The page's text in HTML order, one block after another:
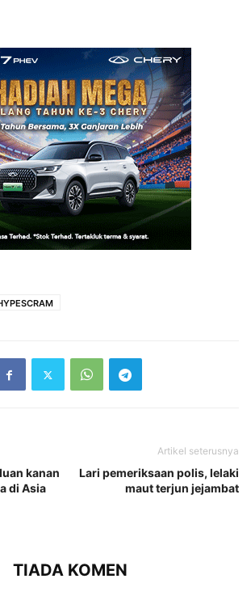
kanan
di Asia
Artikel seterusnya
Lari pemeriksaan polis, lelaki
maut terjun jejambat
TIADA KOMEN